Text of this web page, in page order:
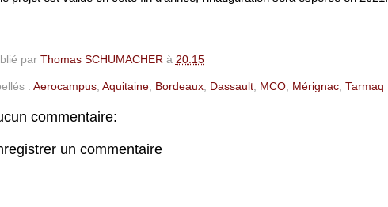
par Thomas SCHUMACHER à 20:15
: Aerocampus, Aquitaine, Bordeaux, Dassault, MCO, Mérignac, Tarmaq
commentaire:
un commentaire